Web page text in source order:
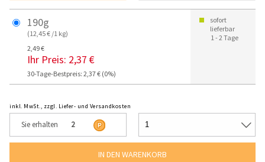
190g
(12,45 € /1 kg)
2,49 €
Ihr Preis: 2,37 €
30-Tage-Bestpreis: 2,37 € (0%)
sofort
lieferbar
1 - 2 Tage
inkl. MwSt., zzgl. Liefer- und Versandkosten
Sie erhalten 2